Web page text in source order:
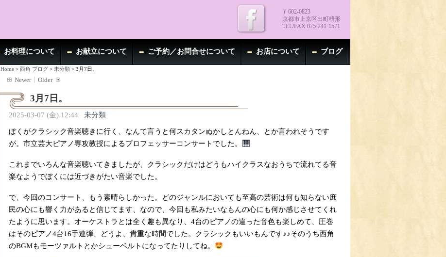
〒602-0823
京都市上京区出町枡形
TEL/FAX 075-241-1571
お料理について お献立について ご予約／お問合せについて お店について ブログ
Home> 西角 ブログ> 未分類> 3月7日。
Newer Older
3月7日。
2025-03-07 (金) 12:44 未分類
ぼくがクラシック音楽聴きに行く、なんて言うと何スカタンぬかしとんねん、とか言われそうです
が。市立芸大ピアノ専攻教授によるプロフェッサーコンサートでした。
これまでいろんな音楽聴いてきましたが、クラシックだけはどうもハイクラスなおうちで流れてる音
楽なようでぼくには近づきがたい音楽でした。
で、今回のコンサート、もう素晴らしかった。どのジャンルにおいても至高の芸術は何も知らない庶
民の心にも響く力があると信じてます、なので、今回も私みたいなもんの心にも何か感じさせてくれ
たように思います。オーケストラとは全く趣も異なり、4台のピアノの違った音色も楽しめて、圧巻
はそのピアノ4台16手連弾、どうよ、貴重な時間でした。クラシックもいいもんです♪♪そのうち西角
のBGMもモーツァルトとかシューベルトになってたりしてね。